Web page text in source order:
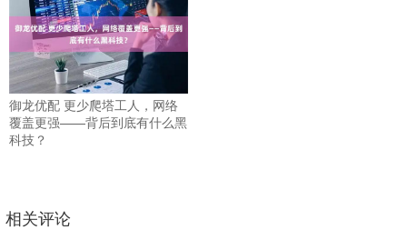
御龙优配 更少爬塔工人，网络
覆盖更强——背后到底有什么黑
科技？
相关评论